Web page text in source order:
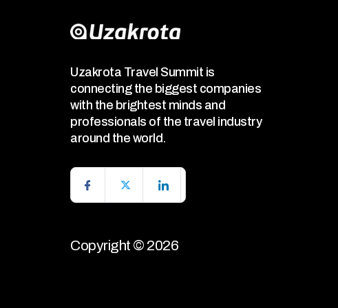
Uzakrota Travel Summit is
connecting the biggest companies
with the brightest minds and
professionals of the travel industry
around the world.
Copyright © 2026